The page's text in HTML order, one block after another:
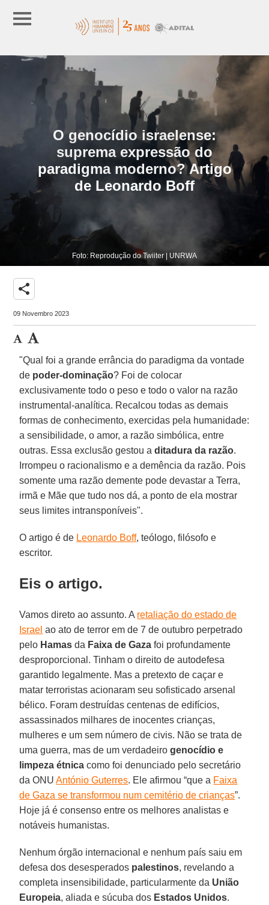
O genocídio israelense:
suprema expressão do
paradigma moderno? Artigo
de Leonardo Boff
Foto: Reprodução do Twiiter | UNRWA
share
09 Novembro 2023
"Qual foi a grande errância do paradigma da vontade
de poder-dominação? Foi de colocar
exclusivamente todo o peso e todo o valor na razão
instrumental-analítica. Recalcou todas as demais
formas de conhecimento, exercidas pela humanidade:
a sensibilidade, o amor, a razão simbólica, entre
outras. Essa exclusão gestou aditadura da razão.
Irrompeu o racionalismo e a demência da razão. Pois
somente uma razão demente pode devastar a Terra,
irmã e Mãe que tudo nos dá, a ponto de ela mostrar
seus limites intransponíveis".
O artigo é de Leonardo Boff, teólogo, filósofo e
escritor.
Eis o artigo.
Vamos direto ao assunto. A retaliação do estado de
Israel ao ato de terror em de 7 de outubro perpetrado
pelo Hamas da Faixa de Gaza foi profundamente
desproporcional. Tinham o direito de autodefesa
garantido legalmente. Mas a pretexto de caçar e
matar terroristas acionaram seu sofisticado arsenal
bélico. Foram destruídas centenas de edifícios,
assassinados milhares de inocentes crianças,
mulheres e um sem número de civis. Não se trata de
uma guerra, mas de um verdadeirogenocídio e
limpeza étnica como foi denunciado pelo secretário
da ONUAntónio Guterres. Ele afirmou “que a Faixa
de Gaza se transformou num cemitério de crianças”.
Hoje já é consenso entre os melhores analistas e
notáveis humanistas.
Nenhum órgão internacional e nenhum país saiu em
defesa dos desesperados palestinos, revelando a
completa insensibilidade, particularmente da União
Europeia, aliada e súcuba dos Estados Unidos.